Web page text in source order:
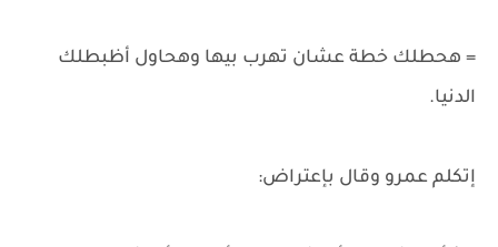
= هحطلك خطة عشان تهرب بيها وهحاول أظبطلك
الدنيا.
إتكلم عمرو وقال بإعتراض: